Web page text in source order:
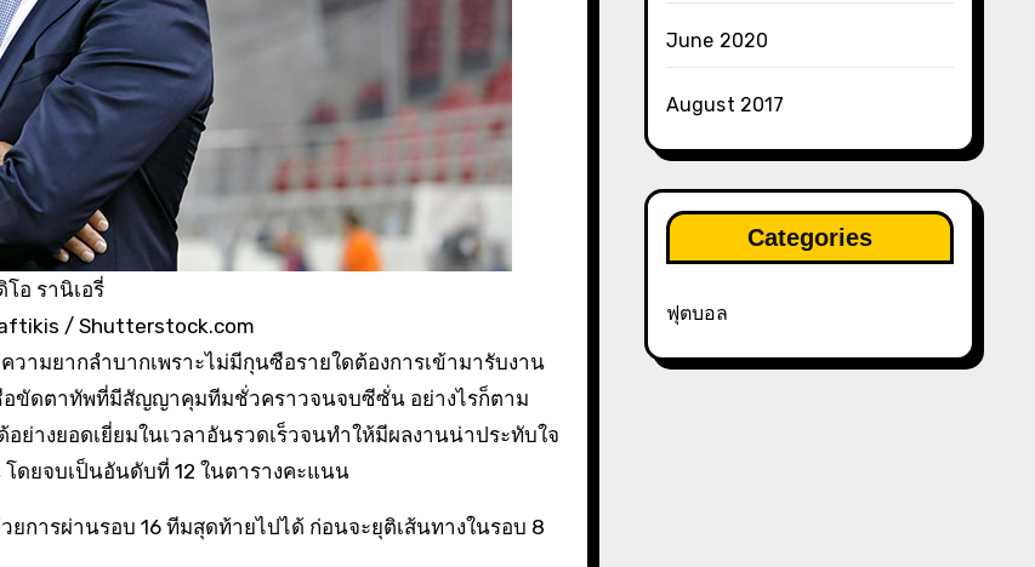
โอ รานิเอรี่
/ Shutterstock.com
ามยากลำบากเพราะไม่มีกุนซือรายใดต้องการเข้ามารับงาน
อขัดตาทัพที่มีสัญญาคุมทีมชั่วคราวจนจบซีซั่น อย่างไรก็ตาม
างยอดเยี่ยมในเวลาอันรวดเร็วจนทำให้มีผลงานน่าประทับใจ
ดยจบเป็นอันดับที่ 12 ในตารางคะแนน
ารผ่านรอบ 16 ทีมสุดท้ายไปได้ ก่อนจะยุติเส้นทางในรอบ 8
June 2020
August 2017
Categories
ฟุตบอล